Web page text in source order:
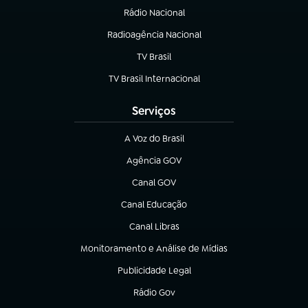
Rádio Nacional
Radioagência Nacional
(abre em nova aba)
TV Brasil
(abre em nova aba)
TV Brasil Internacional
(abre em nova aba)
Serviços
A Voz do Brasil
(abre em nova aba)
Agência GOV
(abre em nova aba)
Canal GOV
(abre em nova aba)
Canal Educação
(abre em nova aba)
Canal Libras
(abre em nova aba)
Monitoramento e Análise de Mídias
(abre em nova aba)
Publicidade Legal
(abre em nova aba)
Rádio Gov
(abre em nova aba)